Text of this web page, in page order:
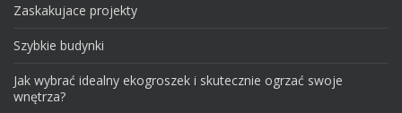
Zaskakujace projekty
Szybkie budynki
Jak wybrać idealny ekogroszek i skutecznie ogrzać swoje
wnętrza?